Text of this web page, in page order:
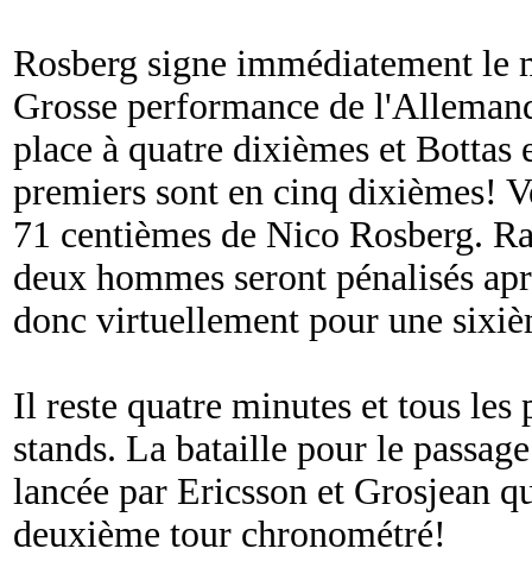
Rosberg signe immédiatement
Grosse performance de
place à quatre dixièmes et
premiers sont en cinq dixièmes!
71 centièmes de Nico Rosberg.
deux hommes seront pénalisés
donc virtuellement pour une
Il reste quatre minutes et tous les
stands. La bataille pour le
lancée par Ericsson et Grosjean
deuxième tour chronométré!